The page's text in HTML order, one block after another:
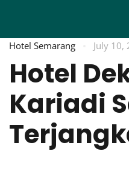
Hotel Semarang July 10,
Hotel
Kariadi